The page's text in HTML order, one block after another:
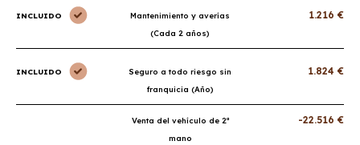
INCLUIDO
Mantenimiento y averías
(Cada 2 años)
1.216 €
INCLUIDO
Seguro a todo riesgo sin
franquicia (Año)
1.824 €
Venta del vehículo de 2ª
mano
-22.516 €